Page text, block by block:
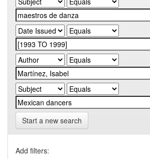
Start a new search
Add filters: